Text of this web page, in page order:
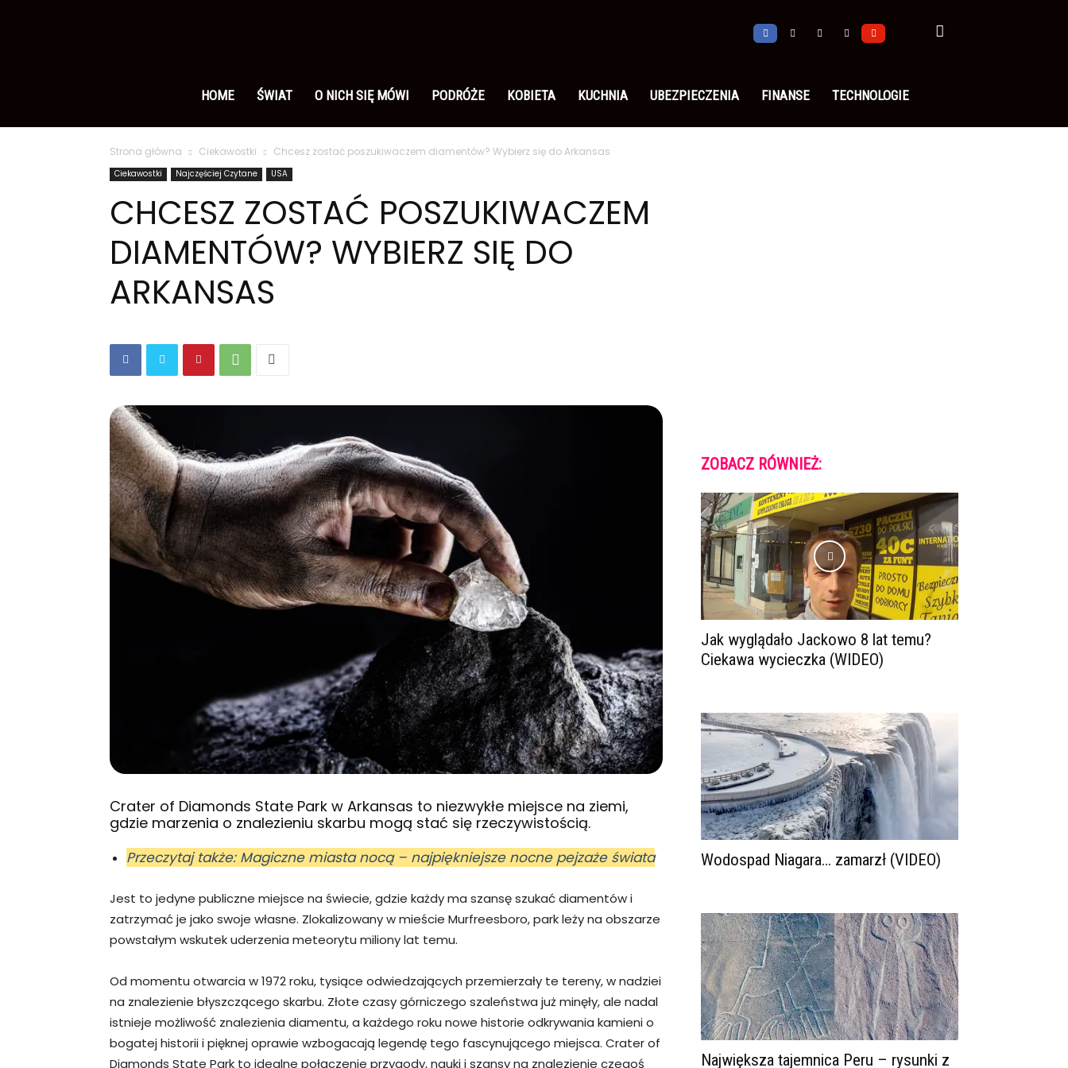
polsku
HOME ŚWIAT O NICH SIĘ MÓWI PODRÓŻE KOBIETA KUCHNIA UBEZPIECZENIA FINANSE TECHNOLOGIE
Strona główna Ciekawostki Chcesz zostać poszukiwaczem diamentów? Wybierz się do Arkansas
Ciekawostki Najczęściej Czytane USA
CHCESZ ZOSTAĆ POSZUKIWACZEM
DIAMENTÓW? WYBIERZ SIĘ DO
ARKANSAS
Crater of Diamonds State Park w Arkansas to niezwykłe miejsce na ziemi,
gdzie marzenia o znalezieniu skarbu mogą stać się rzeczywistością.
Przeczytaj także: Magiczne miasta nocą – najpiękniejsze nocne pejzaże świata
Jest to jedyne publiczne miejsce na świecie, gdzie każdy ma szansę szukać diamentów i
zatrzymać je jako swoje własne. Zlokalizowany w mieście Murfreesboro, park leży na obszarze
powstałym wskutek uderzenia meteorytu miliony lat temu.
Od momentu otwarcia w 1972 roku, tysiące odwiedzających przemierzały te tereny, w nadziei
na znalezienie błyszczącego skarbu. Złote czasy górniczego szaleństwa już minęły, ale nadal
istnieje możliwość znalezienia diamentu, a każdego roku nowe historie odkrywania kamieni o
bogatej historii i pięknej oprawie wzbogacają legendę tego fascynującego miejsca. Crater of
Diamonds State Park to idealne połączenie przygody, nauki i szansy na znalezienie czegoś
ZOBACZ RÓWNIEŻ:
Jak wyglądało Jackowo 8 lat temu?
Ciekawa wycieczka (WIDEO)
Wodospad Niagara… zamarzł (VIDEO)
Największa tajemnica Peru – rysunki z